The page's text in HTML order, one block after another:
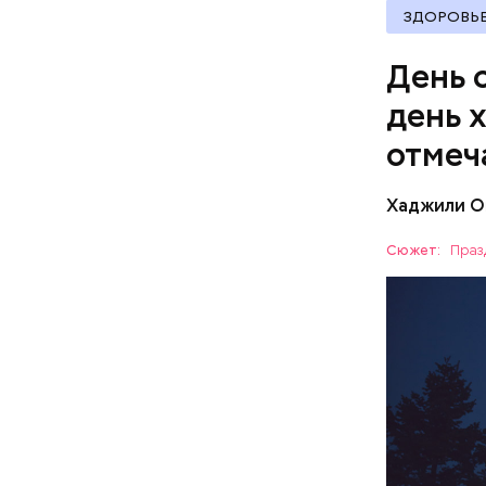
День
день
Хаджили
Сюжет:
День
любители
ЕДА